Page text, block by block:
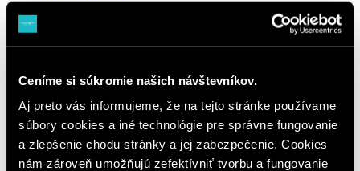
Ceníme si súkromie našich návštevníkov.
Aj preto vás informujeme, že na tejto stránke používame
súbory cookies a iné technológie pre správne fungovanie
a zlepšenie chodu stránky a jej zabezpečenie. Cookies
nám zároveň umožňujú zefektívniť tvorbu a fungovanie
Služby
Kariéra
Elektroenergetika
Čo je newsletter?
Zásady ochrany osobných údajov
Virtuálna prehliadka